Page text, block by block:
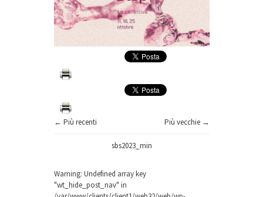
← Più recenti Più vecchie →
sbs2023_min
Warning: Undefined array key
"wt_hide_post_nav" in